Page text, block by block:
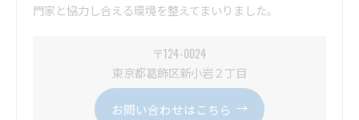
門家と協力し合える環境を整えてまいりました。
〒124-0024
東京都葛飾区新小岩２丁目
お問い合わせはこちら